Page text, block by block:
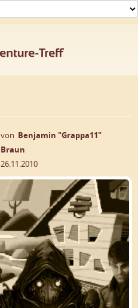
von Benjamin "Grappa11"
Braun
26.11.2010